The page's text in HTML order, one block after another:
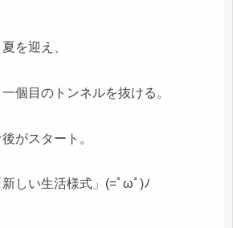
を迎え、
個目のトンネルを抜ける。
がスタート。
しい生活様式」(=ﾟωﾟ)ﾉ